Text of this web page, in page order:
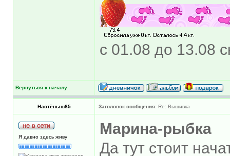
с 01.08 до 13.08
Вернуться к началу
Настёныш85 Заголовок сообщения: Re: Вышивка
Я давно здесь живу
Марина-рыбка
Да тут стоит